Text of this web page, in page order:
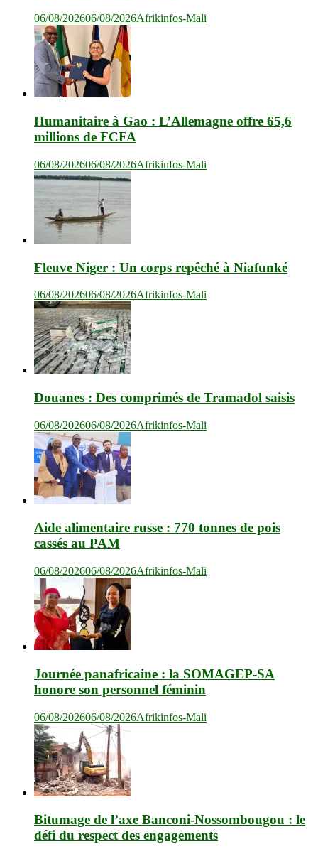
06/08/202606/08/2026Afrikinfos-Mali
Humanitaire à Gao : L’Allemagne offre 65,6
millions de FCFA
06/08/202606/08/2026Afrikinfos-Mali
Fleuve Niger : Un corps repêché à Niafunké
06/08/202606/08/2026Afrikinfos-Mali
Douanes : Des comprimés de Tramadol saisis
06/08/202606/08/2026Afrikinfos-Mali
Aide alimentaire russe : 770 tonnes de pois
cassés au PAM
06/08/202606/08/2026Afrikinfos-Mali
Journée panafricaine : la SOMAGEP-SA
honore son personnel féminin
06/08/202606/08/2026Afrikinfos-Mali
Bitumage de l’axe Banconi-Nossombougou : le
défi du respect des engagements